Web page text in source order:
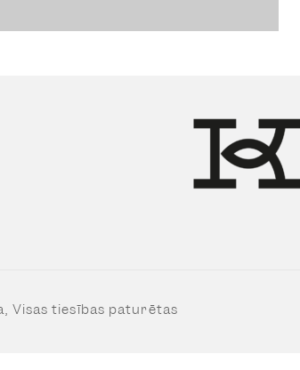
Visas tiesības paturētas